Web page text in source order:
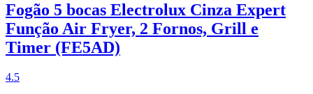
Fogão 5 bocas Electrolux Cinza Expert
Função Air Fryer, 2 Fornos, Grill e
Timer (FE5AD)
4.5